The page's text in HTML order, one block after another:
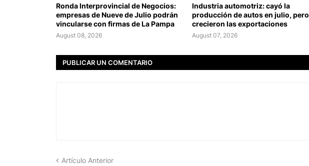
Ronda Interprovincial de Negocios:
empresas de Nueve de Julio podrán
vincularse con firmas de La Pampa
August 08, 2026
Industria automotriz: cayó la
producción de autos en julio, pero
crecieron las exportaciones
August 07, 2026
PUBLICAR UN COMENTARIO
Artículo Anterior